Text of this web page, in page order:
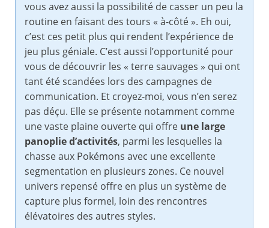
vous avez aussi la possibilité de casser un peu la
routine en faisant des tours « à-côté ». Eh oui,
c’est ces petit plus qui rendent l’expérience de
jeu plus géniale. C’est aussi l’opportunité pour
vous de découvrir les « terre sauvages » qui ont
tant été scandées lors des campagnes de
communication. Et croyez-moi, vous n’en serez
pas déçu. Elle se présente notamment comme
une vaste plaine ouverte qui offre une large
panoplie d’activités, parmi les lesquelles la
chasse aux Pokémons avec une excellente
segmentation en plusieurs zones. Ce nouvel
univers repensé offre en plus un système de
capture plus formel, loin des rencontres
élévatoires des autres styles.